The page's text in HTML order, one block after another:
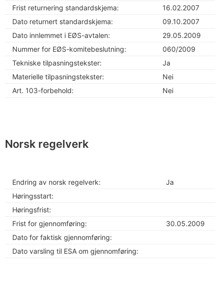
Frist returnering standardskjema:
16.02.2007
Dato returnert standardskjema:
09.10.2007
Dato innlemmet i EØS-avtalen:
29.05.2009
Nummer for EØS-komitebeslutning:
060/2009
Tekniske tilpasningstekster:
Ja
Materielle tilpasningstekster:
Nei
Art. 103-forbehold:
Nei
Norsk regelverk
Endring av norsk regelverk:
Ja
Høringsstart:
Høringsfrist:
Frist for gjennomføring:
30.05.2009
Dato for faktisk gjennomføring:
Dato varsling til ESA om gjennomføring: